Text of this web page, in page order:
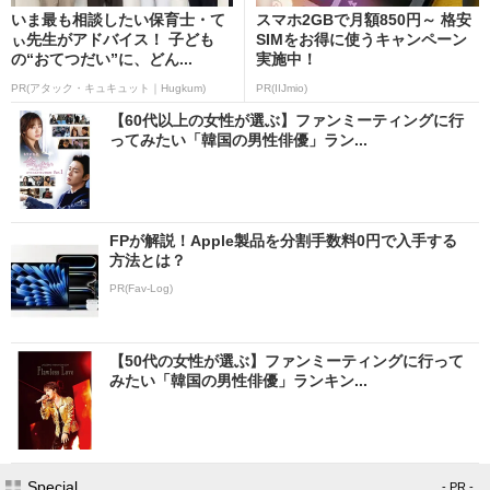
いま最も相談したい保育士・て
ぃ先生がアドバイス！ 子ども
の“おてつだい”に、どん...
PR(アタック・キュキュット｜Hugkum)
スマホ2GBで月額850円～ 格安
SIMをお得に使うキャンペーン
実施中！
PR(IIJmio)
【60代以上の女性が選ぶ】ファンミーティングに行
ってみたい「韓国の男性俳優」ラン...
FPが解説！Apple製品を分割手数料0円で入手する
方法とは？
PR(Fav-Log)
【50代の女性が選ぶ】ファンミーティングに行って
みたい「韓国の男性俳優」ランキン...
Special - PR -